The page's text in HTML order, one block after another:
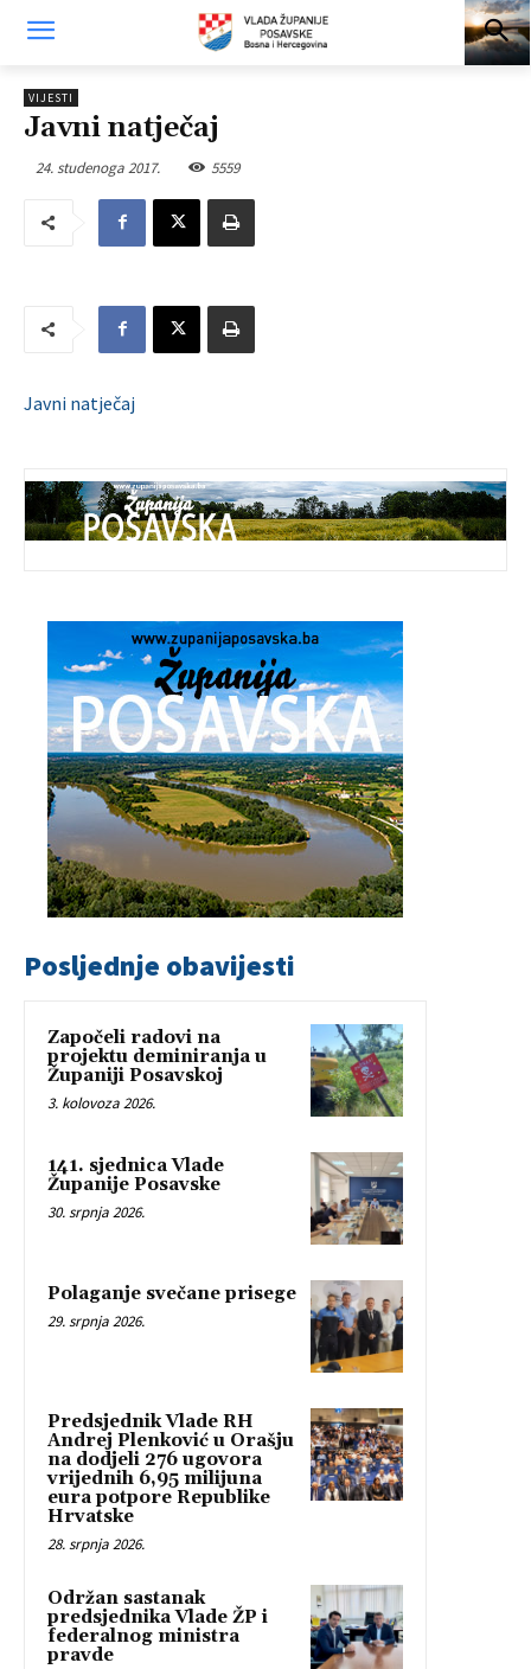
VIJESTI
Javni natječaj
24. studenoga 2017. 5559
Javni natječaj
Posljednje obavijesti
Započeli radovi na
projektu deminiranja u
Županiji Posavskoj
3. kolovoza 2026.
141. sjednica Vlade
Županije Posavske
30. srpnja 2026.
Polaganje svečane prisege
29. srpnja 2026.
Predsjednik Vlade RH
Andrej Plenković u Orašju
na dodjeli 276 ugovora
vrijednih 6,95 milijuna
eura potpore Republike
Hrvatske
28. srpnja 2026.
Održan sastanak
predsjednika Vlade ŽP i
federalnog ministra
pravde